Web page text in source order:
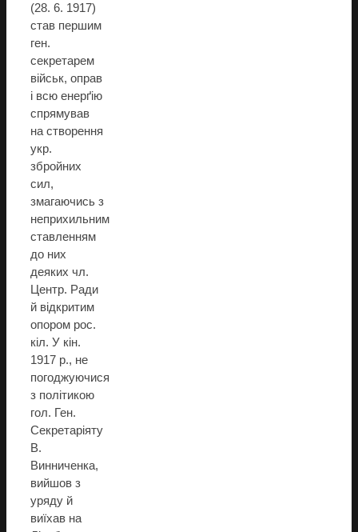
(28. 6. 1917)
став першим
ген.
секретарем
військ, оправ
і всю енерґію
спрямував
на створення
укр.
збройних
сил,
змагаючись з
неприхильним
ставленням
до них
деяких чл.
Центр. Ради
й відкритим
опором рос.
кіл. У кін.
1917 р., не
погоджуючися
з політикою
гол. Ген.
Секретаріяту
В.
Винниченка,
вийшов з
уряду й
виїхав на